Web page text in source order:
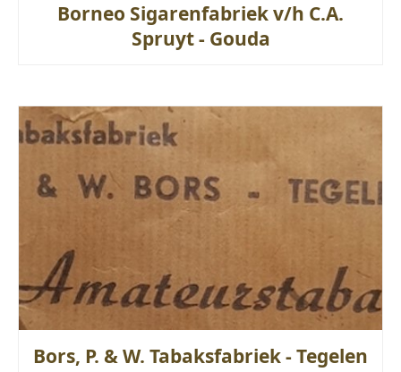
Borneo Sigarenfabriek v/h C.A.
Spruyt - Gouda
Bors, P. & W. Tabaksfabriek - Tegelen